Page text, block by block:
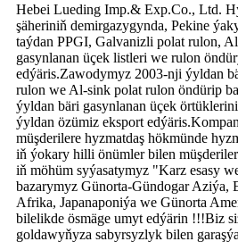
Hebei Lueding Imp.& Exp.Co., Ltd.
şäheriniň demirgazygynda, Pekine
taýdan PPGI, Galvanizli polat rulon,
gasynlanan üçek listleri we rulon
edýäris.Zawodymyz 2003-nji ýyldan
rulon we Al-sink polat rulon öndürip
ýyldan bäri gasynlanan üçek
ýyldan özümiz eksport
müşderilere hyzmatdaş hökmünde
iň ýokary hilli önümler bilen
iň möhüm syýasatymyz "Karz esasy
bazarymyz Günorta-Gündogar Aziýa,
Afrika, Japanaponiýa we Günorta
bilelikde ösmäge umyt edýärin !!!Biz
goldawyňyza sabyrsyzlyk bilen